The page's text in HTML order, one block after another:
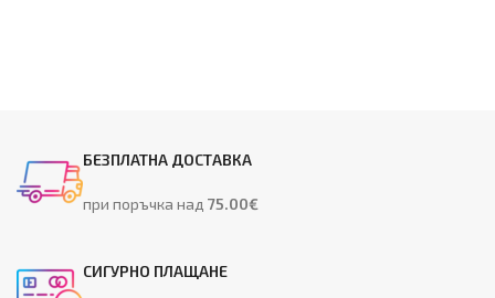
БЕЗПЛАТНА ДОСТАВКА
при поръчка над75.00€
СИГУРНО ПЛАЩАНЕ